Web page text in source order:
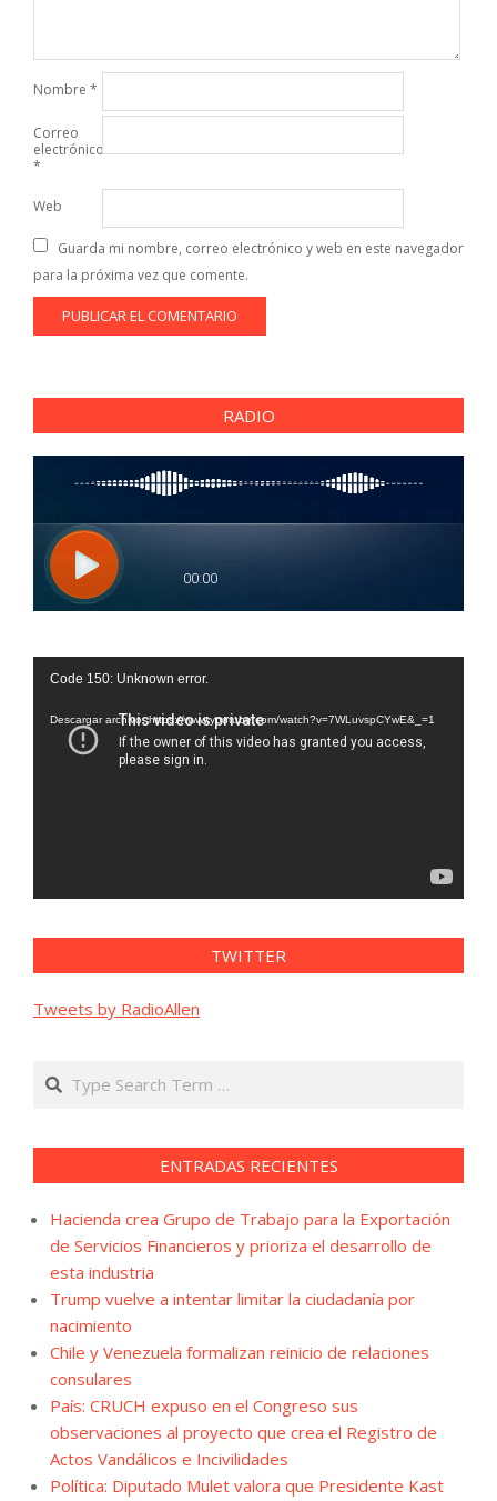
Nombre *
Correo
electrónico
*
Web
Guarda mi nombre, correo electrónico y web en este navegador
para la próxima vez que comente.
RADIO
Reproductor
vídeo
Code 150: Unknown error.
Descargar archivo: https://www.youtube.com/watch?v=7WLuvspCYwE&_=1
TWITTER
Tweets by RadioAllen
Search
ENTRADAS RECIENTES
Hacienda crea Grupo de Trabajo para la Exportación
de Servicios Financieros y prioriza el desarrollo de
esta industria
Trump vuelve a intentar limitar la ciudadanía por
nacimiento
Chile y Venezuela formalizan reinicio de relaciones
consulares
País: CRUCH expuso en el Congreso sus
observaciones al proyecto que crea el Registro de
Actos Vandálicos e Incivilidades
Política: Diputado Mulet valora que Presidente Kast